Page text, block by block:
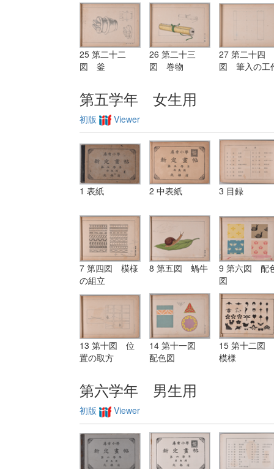
25 第二十二
図 釜
26 第二十三
図 巻物
27 第二十四
図 筆入の工
第五学年 女生用
初版 Viewer
1 表紙 2 中表紙 3 目録
7 第四図 模様
の組立
8 第五図 蝸牛
9 第六図 配
図
13 第十図 位
置の取方
14 第十一図
配色図
15 第十二図
模様
第六学年 男生用
初版 Viewer